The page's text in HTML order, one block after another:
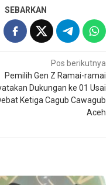
SEBARKAN
Pos berikutnya
Pemilih Gen Z Ramai-ramai
Dukungan ke 01 Usai
Ketiga Cagub Cawagub
Aceh